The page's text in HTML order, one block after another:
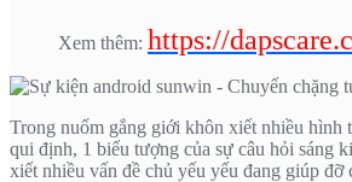
Xem thêm: https://
Trong nuốm gắng giới khôn xiết nhiều hình
qui định, 1 biểu tượng của sự câu hỏi sáng
xiết nhiều vấn đề chủ yếu yếu đang giúp